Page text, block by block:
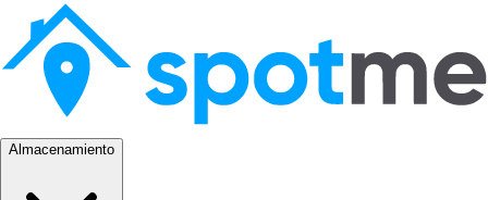
Almacenamiento